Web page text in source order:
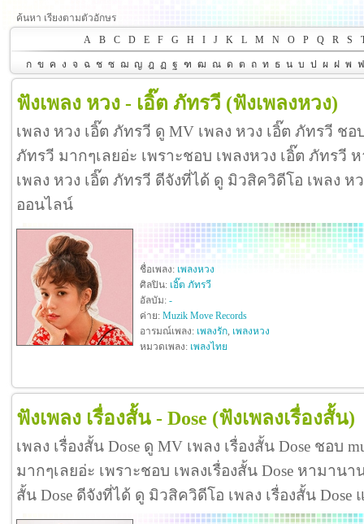
ค้นหา เรียงตามตัวอักษร
A
B C D E F G H I J K L M N O P Q R S
ก ข ค ง จ ฉ ช ซ ฌ ญ ฎ ฏ ฐ ฑ ฒ ณ ด ต ถ ท ธ น บ ป ผ ฝ พ ฟ
ฟังเพลง หวง - เอิ๊ต ภัทรวี (ฟังเพลงหวง)
เพลง หวง เอิ๊ต ภัทรวี ดู MV เพลง หวง เอิ๊ต ภัทรวี ชอ
ภัทรวี มากๆเลยอ่ะ เพราะชอบ เพลงหวง เอิ๊ต ภัทรวี
เพลง หวง เอิ๊ต ภัทรวี ดีจังที่ได้ ดู มิวสิควิดีโอ เพลง ห
ออนไลน์
ชื่อเพลง: เพลงหวง
ศิลปิน: เอิ๊ต ภัทรวี
อัลบัม: -
ค่าย: Muzik Move Records
อารมณ์เพลง: เพลงรัก, เพลงหวง
หมวดเพลง: เพลงไทย
ฟังเพลง เรื่องสั้น - Dose (ฟังเพลงเรื่องสั้น)
เพลง เรื่องสั้น Dose ดู MV เพลง เรื่องสั้น Dose ชอบ
มากๆเลยอ่ะ เพราะชอบ เพลงเรื่องสั้น Dose หามานา
สั้น Dose ดีจังที่ได้ ดู มิวสิควิดีโอ เพลง เรื่องสั้น Dose